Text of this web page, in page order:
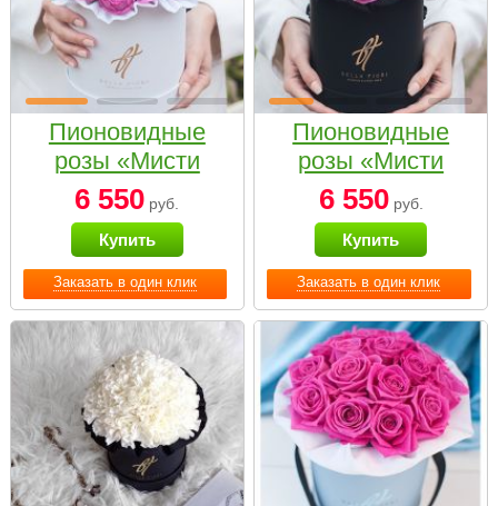
Заказать в один клик
Пионовидные
розы «Мисти
бабблс» в белой
коробке Small
6 550 руб.
Купить
Заказать в один клик
Пионовидные
розы «Мисти
бабблс» в
черной коробке
Small
6 550руб.
Купить